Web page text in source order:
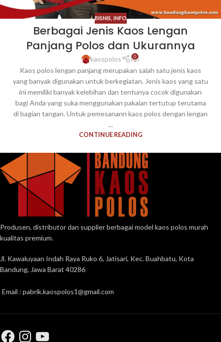
BISNIS INFO
Berbagai Jenis Kaos Lengan
Panjang Polos dan Ukurannya
kaospolos 0
Kaos polos lengan panjang merupakan salah satu jenis kaos
yang banyak digunakan untuk berkegiatan. Jenis kaos yang satu
ini memiliki banyak kelebihan dan tentunya cocok digunakan
bagi Anda yang suka menggunakan pakaian tertutup terutama
di bagian tangan. Untuk pemesanann kaos polos dengan lengan
...
CONTINUE READING
Produsen, distributor dan supplier berbagai model kaos polos murah
kualitas premium.
Jl. Kawaluyaan Indah Raya Ruko 6, Jatisari, Kec. Buahbatu, Kota
Bandung, Jawa Barat 40286
Email : pabrik.kaospolos1@gmail.com